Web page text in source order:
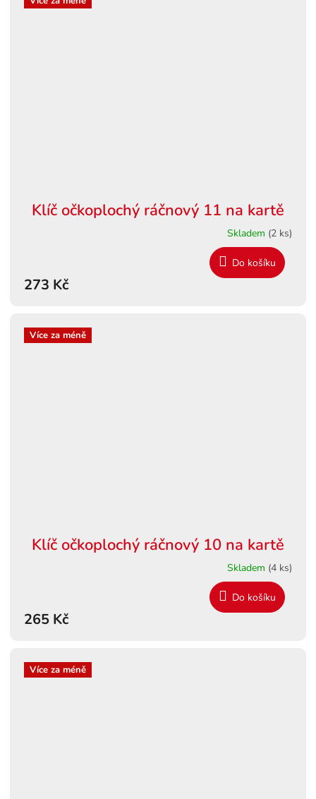
Klíč očkoplochý ráčnový 11 na kartě
Skladem (2 ks)
273 Kč
Do košíku
Více za méně
Klíč očkoplochý ráčnový 10 na kartě
Skladem (4 ks)
265 Kč
Do košíku
Více za méně